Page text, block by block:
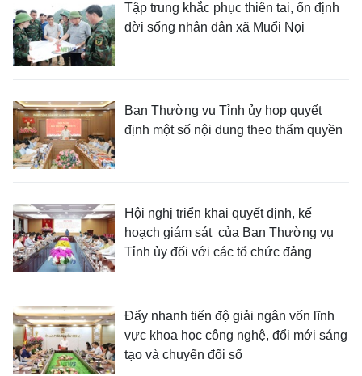
Tập trung khắc phục thiên tai, ổn định
đời sống nhân dân xã Muổi Nọi
Ban Thường vụ Tỉnh ủy họp quyết
định một số nội dung theo thẩm quyền
Hội nghị triển khai quyết định, kế
hoạch giám sát của Ban Thường vụ
Tỉnh ủy đối với các tổ chức đảng
Đẩy nhanh tiến độ giải ngân vốn lĩnh
vực khoa học công nghệ, đổi mới sáng
tạo và chuyển đổi số